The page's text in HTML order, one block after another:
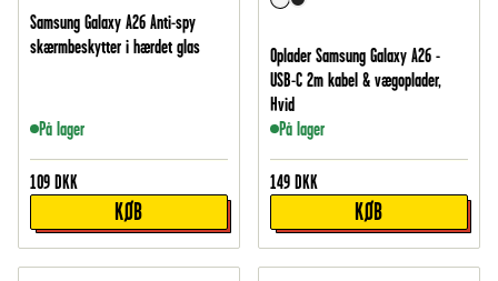
Samsung Galaxy A26 Anti-spy
skærmbeskytter i hærdet glas
På lager
109 DKK
KØB
Oplader Samsung Galaxy A26 -
USB-C 2m kabel & vægoplader,
Hvid
På lager
149 DKK
KØB